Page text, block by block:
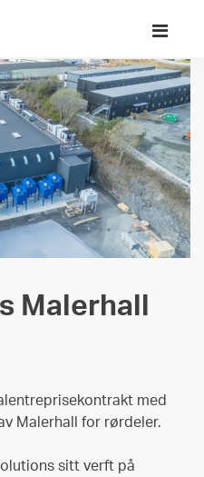
Malerhall
med
Malerhall for rørdeler.
sitt verft på